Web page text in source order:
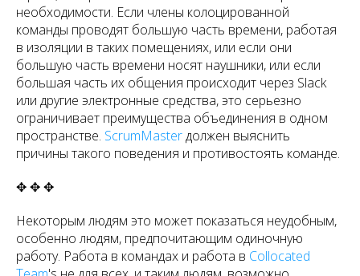
необходимости. Если члены колоцированной
команды проводят большую часть времени, работая
в изоляции в таких помещениях, или если они
большую часть времени носят наушники, или если
большая часть их общения происходит через Slack
или другие электронные средства, это серьезно
ограничивает преимущества объединения в одном
пространстве. ScrumMasterдолжен выяснить
причины такого поведения и противостоять команде.
✥ ✥ ✥
Некоторым людям это может показаться неудобным,
особенно людям, предпочитающим одиночную
работу. Работа в командах и работа в Collocated